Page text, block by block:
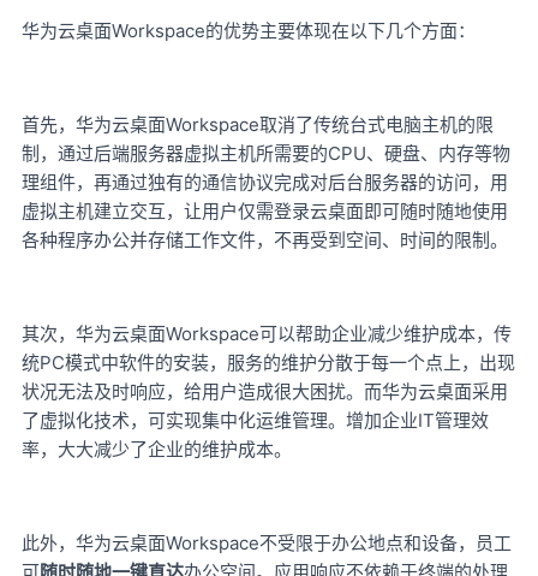
华为云桌面Workspace的优势主要体现在以下几个方面：
首先，华为云桌面Workspace取消了传统台式电脑主机的限
制，通过后端服务器虚拟主机所需要的CPU、硬盘、内存等物
理组件，再通过独有的通信协议完成对后台服务器的访问，用
虚拟主机建立交互，让用户仅需登录云桌面即可随时随地使用
各种程序办公并存储工作文件，不再受到空间、时间的限制。
其次，华为云桌面Workspace可以帮助企业减少维护成本，传
统PC模式中软件的安装，服务的维护分散于每一个点上，出现
状况无法及时响应，给用户造成很大困扰。而华为云桌面采用
了虚拟化技术，可实现集中化运维管理。增加企业IT管理效
率，大大减少了企业的维护成本。
此外，华为云桌面Workspace不受限于办公地点和设备，员工